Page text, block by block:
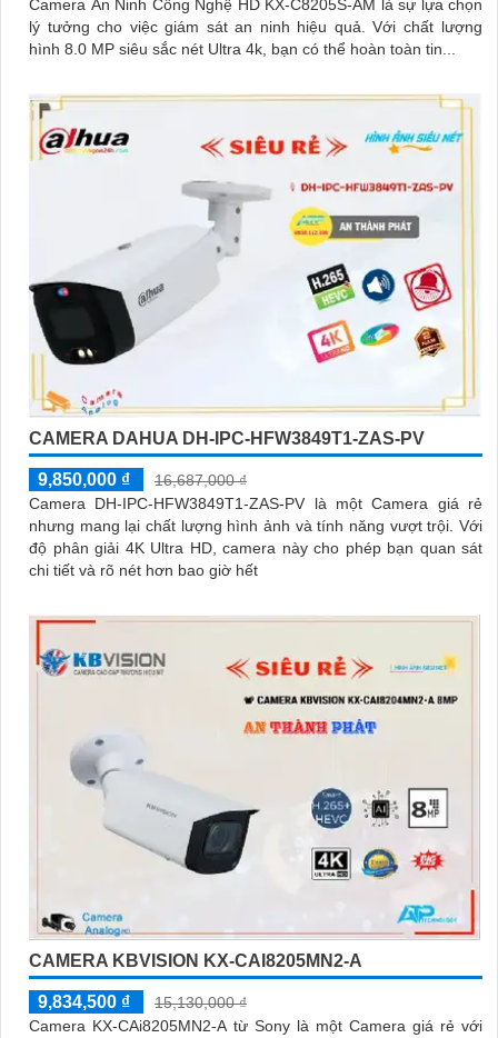
Camera An Ninh Công Nghệ HD KX-C8205S-AM là sự lựa chọn
lý tưởng cho việc giám sát an ninh hiệu quả. Với chất lượng
hình 8.0 MP siêu sắc nét Ultra 4k, bạn có thể hoàn toàn tin...
CAMERA DAHUA DH-IPC-HFW3849T1-ZAS-PV
9,850,000 ₫
16,687,000 ₫
Camera DH-IPC-HFW3849T1-ZAS-PV là một Camera giá rẻ
nhưng mang lại chất lượng hình ảnh và tính năng vượt trội. Với
độ phân giải 4K Ultra HD, camera này cho phép bạn quan sát
chi tiết và rõ nét hơn bao giờ hết
CAMERA KBVISION KX-CAI8205MN2-A
9,834,500 ₫
15,130,000 ₫
Camera KX-CAi8205MN2-A từ Sony là một Camera giá rẻ với